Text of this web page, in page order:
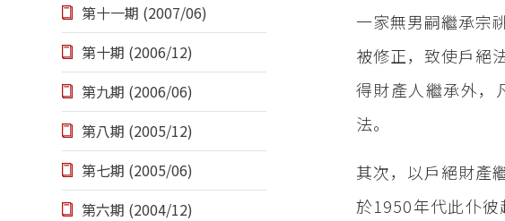
第十一期 (2007/06)
第十期 (2006/12)
第九期 (2006/06)
第八期 (2005/12)
第七期 (2005/06)
第六期 (2004/12)
一家無男嗣繼承宗
被修正，致使戶絕
得財產人繼承外，
法。
其次，以戶絕財產
於1950年代此仆